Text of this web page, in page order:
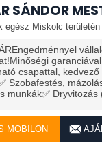
SÁNDOR
egész Miskolc területén
garanciával,
csapattal,
Szobafestés,
munkák✅ Dryvitozás
MOBILON